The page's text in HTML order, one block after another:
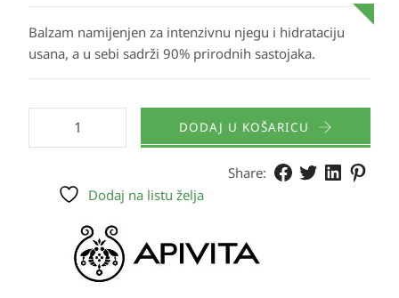
Balzam namijenjen za intenzivnu njegu i hidrataciju
usana, a u sebi sadrži 90% prirodnih sastojaka.
DODAJ U KOŠARICU
Share:
Dodaj na listu želja